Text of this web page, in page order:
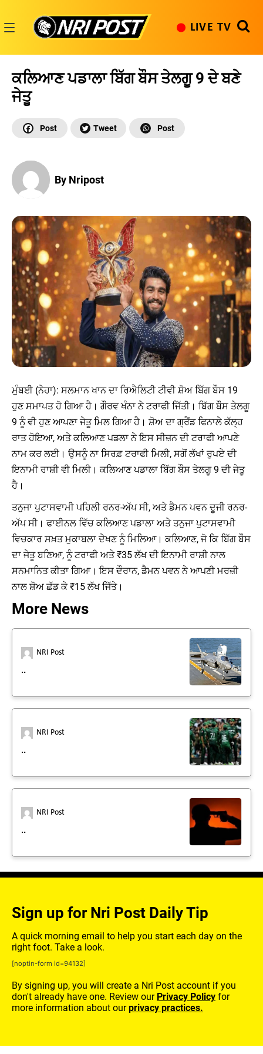
content
LIVE TV
ਕਲਿਆਣ ਪਡਾਲਾ ਬਿੱਗ ਬੌਸ ਤੇਲਗੂ 9 ਦੇ ਬਣੇ
ਜੇਤੂ
By Nripost
ਮੁੰਬਈ (ਨੇਹਾ): ਸਲਮਾਨ ਖਾਨ ਦਾ ਰਿਐਲਿਟੀ ਟੀਵੀ ਸ਼ੋਅ ਬਿੱਗ ਬੌਸ 19
ਹੁਣ ਸਮਾਪਤ ਹੋ ਗਿਆ ਹੈ। ਗੌਰਵ ਖੰਨਾ ਨੇ ਟਰਾਫੀ ਜਿੱਤੀ। ਬਿੱਗ ਬੌਸ ਤੇਲਗੂ
9 ਨੂੰ ਵੀ ਹੁਣ ਆਪਣਾ ਜੇਤੂ ਮਿਲ ਗਿਆ ਹੈ। ਸ਼ੋਅ ਦਾ ਗ੍ਰੈਂਡ ਫਿਨਾਲੇ ਕੱਲ੍ਹ
ਰਾਤ ਹੋਇਆ, ਅਤੇ ਕਲਿਆਣ ਪਡਲਾ ਨੇ ਇਸ ਸੀਜ਼ਨ ਦੀ ਟਰਾਫੀ ਆਪਣੇ
ਨਾਮ ਕਰ ਲਈ। ਉਸਨੂੰ ਨਾ ਸਿਰਫ਼ ਟਰਾਫੀ ਮਿਲੀ, ਸਗੋਂ ਲੱਖਾਂ ਰੁਪਏ ਦੀ
ਇਨਾਮੀ ਰਾਸ਼ੀ ਵੀ ਮਿਲੀ। ਕਲਿਆਣ ਪਡਾਲਾ ਬਿੱਗ ਬੌਸ ਤੇਲਗੂ 9 ਦੀ ਜੇਤੂ
ਹੈ।
ਤਨੁਜਾ ਪੁਟਾਸਵਾਮੀ ਪਹਿਲੀ ਰਨਰ-ਅੱਪ ਸੀ, ਅਤੇ ਡੈਮਨ ਪਵਨ ਦੂਜੀ ਰਨਰ-
ਅੱਪ ਸੀ। ਫਾਈਨਲ ਵਿੱਚ ਕਲਿਆਣ ਪਡਾਲਾ ਅਤੇ ਤਨੁਜਾ ਪੁਟਾਸਵਾਮੀ
ਵਿਚਕਾਰ ਸਖ਼ਤ ਮੁਕਾਬਲਾ ਦੇਖਣ ਨੂੰ ਮਿਲਿਆ। ਕਲਿਆਣ, ਜੋ ਕਿ ਬਿੱਗ ਬੌਸ
ਦਾ ਜੇਤੂ ਬਣਿਆ, ਨੂੰ ਟਰਾਫੀ ਅਤੇ ₹35 ਲੱਖ ਦੀ ਇਨਾਮੀ ਰਾਸ਼ੀ ਨਾਲ
ਸਨਮਾਨਿਤ ਕੀਤਾ ਗਿਆ। ਇਸ ਦੌਰਾਨ, ਡੈਮਨ ਪਵਨ ਨੇ ਆਪਣੀ ਮਰਜ਼ੀ
ਨਾਲ ਸ਼ੋਅ ਛੱਡ ਕੇ ₹15 ਲੱਖ ਜਿੱਤੇ।
More News
NRI Post
..
NRI Post
..
NRI Post
..
Sign up for Nri Post Daily Tip
A quick morning email to help you start each day on the
right foot. Take a look.
[noptin-form id=94132]
By signing up, you will create a Nri Post account if you
don't already have one. Review our Privacy Policy for
more information about ourprivacy practices.